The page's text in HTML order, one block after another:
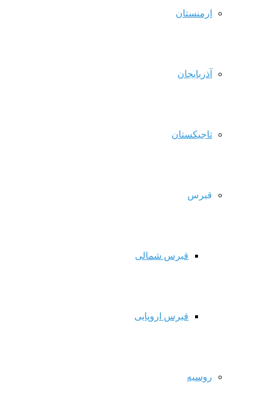
ارمنستان
آذربایجان
تاجیکستان
قبرس
قبرس شمالی
قبرس اروپایی
روسیه